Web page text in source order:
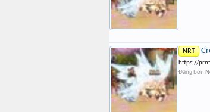
NRT
https://
Đăng bởi: